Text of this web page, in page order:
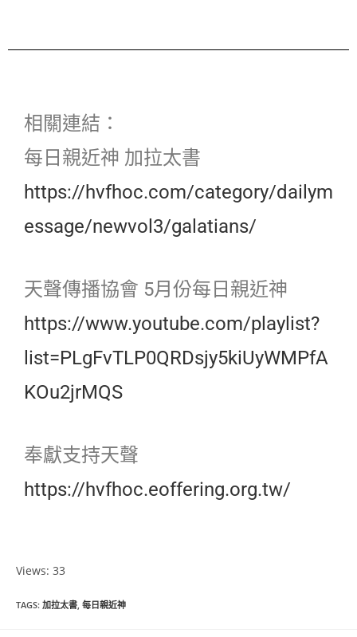
相關連結：
每日親近神 加拉太書
https://hvfhoc.com/category/dailym
essage/newvol3/galatians/
天聲傳播協會 5月份每日親近神
https://www.youtube.com/playlist?
list=PLgFvTLP0QRDsjy5kiUyWMPfA
KOu2jrMQS
奉獻支持天聲
https://hvfhoc.eoffering.org.tw/
Views: 33
TAGS: 加拉太書, 每日親近神